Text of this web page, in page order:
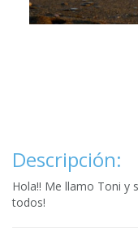
Descripción:
Hola!! Me llamo Toni y
todos!